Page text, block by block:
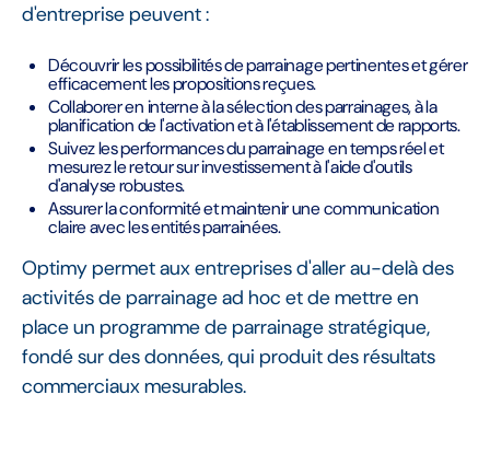
d'entreprise peuvent :
Découvrir les possibilités de parrainage pertinentes et gérer
efficacement les propositions reçues.
Collaborer en interne à la sélection des parrainages, à la
planification de l'activation et à l'établissement de rapports.
Suivez les performances du parrainage en temps réel et
mesurez le retour sur investissement à l'aide d'outils
d'analyse robustes.
Assurer la conformité et maintenir une communication
claire avec les entités parrainées.
Optimy permet aux entreprises d'aller au-delà des
activités de parrainage ad hoc et de mettre en
place un programme de parrainage stratégique,
fondé sur des données, qui produit des résultats
commerciaux mesurables.